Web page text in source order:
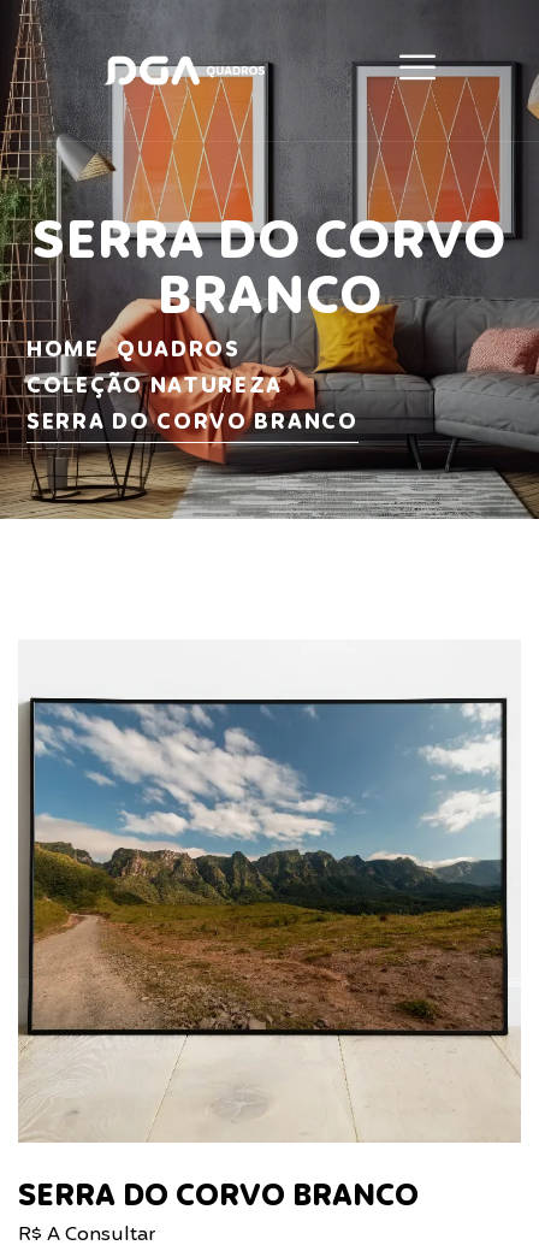
SERRA DO CORVO
BRANCO
HOME QUADROS
COLEÇÃO NATUREZA
SERRA DO CORVO BRANCO
SERRA DO CORVO BRANCO
R$ A Consultar